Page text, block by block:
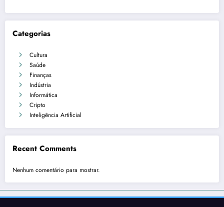
Categorias
Cultura
Saúde
Finanças
Indústria
Informática
Cripto
Inteligência Artificial
Recent Comments
Nenhum comentário para mostrar.